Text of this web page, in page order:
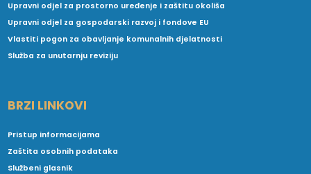
Upravni odjel za prostorno uređenje i zaštitu okoliša
Upravni odjel za gospodarski razvoj i fondove EU
Vlastiti pogon za obavljanje komunalnih djelatnosti
Služba za unutarnju reviziju
BRZI LINKOVI
Pristup informacijama
Zaštita osobnih podataka
Službeni glasnik